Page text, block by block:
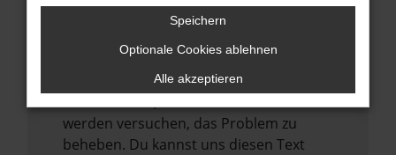
führen, dass bestimmte Funktionen nicht
mehr unterstützt werden.
Wende dich an den Webseitenbetreiber.
Wenn du alle oben genannten Schritte
versucht hast, kontaktiere uns bitte. Wir
werden versuchen, das Problem zu
beheben. Du kannst uns diesen Text
Speichern
Optionale Cookies ablehnen
Alle akzeptieren